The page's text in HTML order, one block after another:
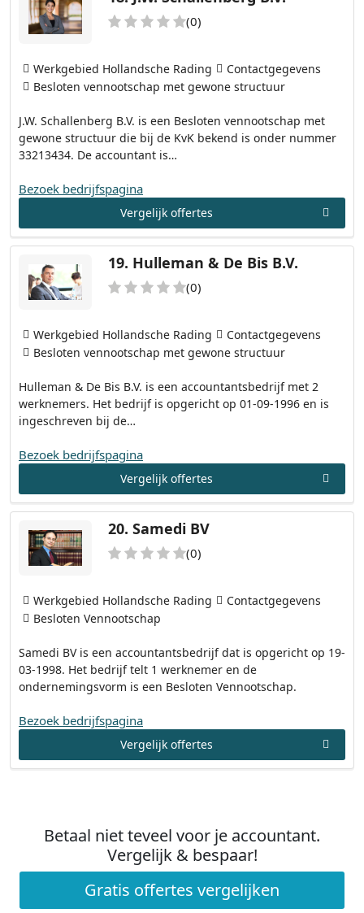
(0)
J.W. Schallenberg B.V. is een Besloten vennootschap met
gewone structuur die bij de KvK bekend is onder nummer
33213434. De accountant is…
Werkgebied Hollandsche Rading
Contactgegevens
Besloten vennootschap met gewone structuur
Bezoek bedrijfspagina
Vergelijk offertes
19. Hulleman & De Bis B.V.
(0)
Hulleman & De Bis B.V. is een accountantsbedrijf met 2
werknemers. Het bedrijf is opgericht op 01-09-1996 en is
ingeschreven bij de…
Werkgebied Hollandsche Rading
Contactgegevens
Besloten vennootschap met gewone structuur
Bezoek bedrijfspagina
Vergelijk offertes
20. Samedi BV
(0)
Samedi BV is een accountantsbedrijf dat is opgericht op 19-
03-1998. Het bedrijf telt 1 werknemer en de
ondernemingsvorm is een Besloten Vennootschap.
Werkgebied Hollandsche Rading
Contactgegevens
Besloten Vennootschap
Bezoek bedrijfspagina
Vergelijk offertes
Betaal niet teveel voor je accountant.
Vergelijk & bespaar!
Gratis offertes vergelijken